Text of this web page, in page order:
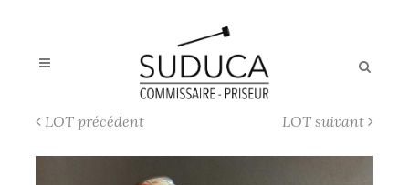
LOT précédent LOT suivant